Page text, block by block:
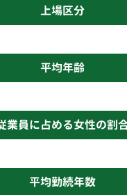
上場区分
平均年齢
業員に占める女性の割
平均勤続年数